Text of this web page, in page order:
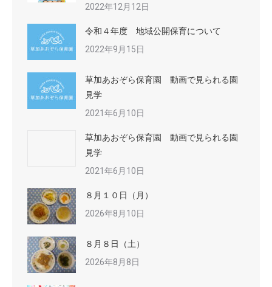
2022年12月12日
令和４年度 地域公開保育について
2022年9月15日
草加あおぞら保育園 動画で見られる園
見学
2021年6月10日
草加あおぞら保育園 動画で見られる園
見学
2021年6月10日
８月１０日（月）
2026年8月10日
８月８日（土）
2026年8月8日